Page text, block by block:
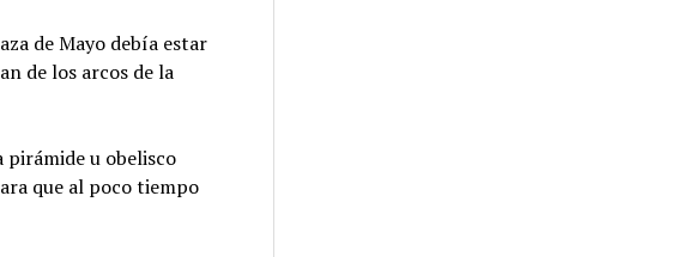
de Mayo debía estar
de los arcos de la
u obelisco
que al poco tiempo